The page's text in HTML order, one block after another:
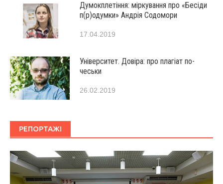
Думокплетіння: міркування про «Бесіди
п(р)одумки» Андрія Содомори
17.04.2019
Університет. Довіра: про плагіат по-
чеськи
26.02.2019
РЕПОРТАЖІ